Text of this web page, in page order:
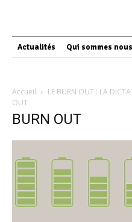
Actualités Qui sommes
Accueil LE BURN OUT : LA
OUT
BURN OUT